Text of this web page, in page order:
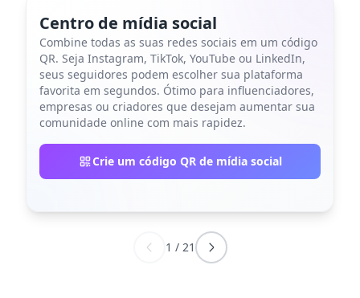
Centro de mídia social
Combine todas as suas redes sociais em um código
QR. Seja Instagram, TikTok, YouTube ou LinkedIn,
seus seguidores podem escolher sua plataforma
favorita em segundos. Ótimo para influenciadores,
empresas ou criadores que desejam aumentar sua
comunidade online com mais rapidez.
Crie um código QR de mídia social
1 / 21